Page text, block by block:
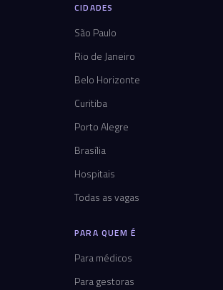
CIDADES
São Paulo
Rio de Janeiro
Belo Horizonte
Curitiba
Porto Alegre
Brasília
Hospitais
Todas as vagas
PARA QUEM É
Para médicos
Para gestoras